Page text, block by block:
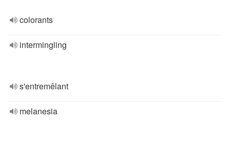
colorants
intermingling
s'entremêlant
melanesia